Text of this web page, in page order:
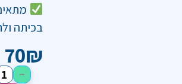
בכיתה
70₪
−